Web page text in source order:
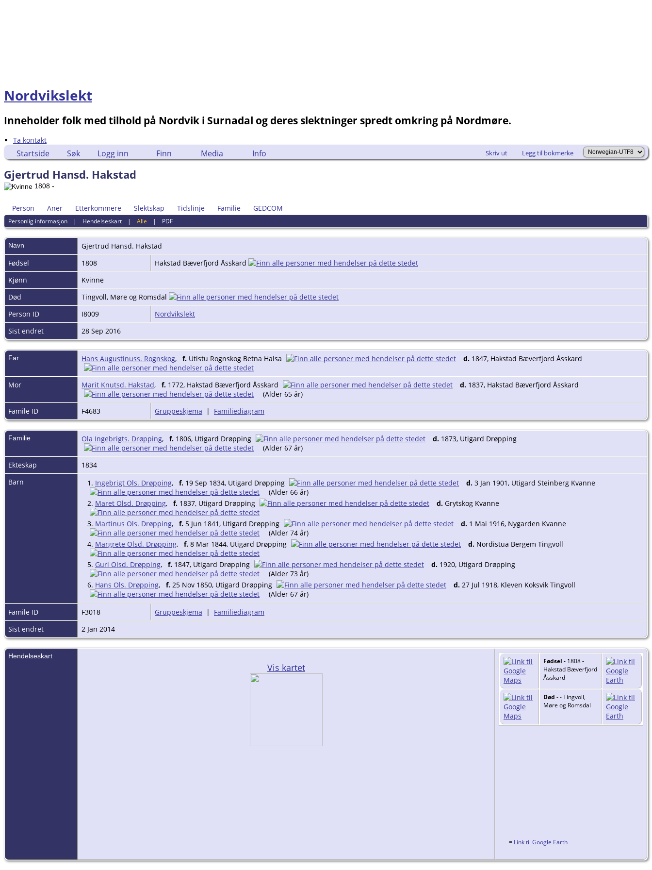
Nordvikslekt
Inneholder folk med tilhold på Nordvik i Surnadal og deres slektninger spredt omkring på Nordmøre.
Ta kontakt
Startside Søk Logg inn Finn Media Info Skriv ut Legg til bokmerke
Gjertrud Hansd. Hakstad
1808 -
Person Aner Etterkommere Slektskap Tidslinje Familie GEDCOM
Personlig informasjon | Hendelseskart |Alle | PDF
Navn Gjertrud Hansd. Hakstad
Fødsel
1808
Hakstad Bæverfjord Åsskard
Kjønn
Kvinne
Død
Tingvoll, Møre og Romsdal
Person ID
I8009
Nordvikslekt
Sist endret
28 Sep 2016
Far Hans Augustinuss. Rognskog, f. Utistu Rognskog Betna Halsa d. 1847, Hakstad Bæverfjord Åsskard
Mor Marit Knutsd. Hakstad, f. 1772, Hakstad Bæverfjord Åsskard d. 1837, Hakstad Bæverfjord Åsskard
(Alder 65 år)
Famile ID
F4683 Gruppeskjema | Familiediagram
Familie Ola Ingebrigts. Drøpping, f. 1806, Utigard Drøpping d. 1873, Utigard Drøpping
(Alder 67 år)
Ekteskap
1834
Barn
1. Ingebrigt Ols. Drøpping, f. 19 Sep 1834, Utigard Drøpping d. 3 Jan 1901, Utigard Steinberg Kvanne
(Alder 66 år)
2. Maret Olsd. Drøpping, f. 1837, Utigard Drøpping d. Grytskog Kvanne
3. Martinus Ols. Drøpping, f. 5 Jun 1841, Utigard Drøpping d. 1 Mai 1916, Nygarden Kvanne
(Alder 74 år)
4. Margrete Olsd. Drøpping, f. 8 Mar 1844, Utigard Drøpping d. Nordistua Bergem Tingvoll
5. Guri Olsd. Drøpping, f. 1847, Utigard Drøpping d. 1920, Utigard Drøpping
(Alder 73 år)
6. Hans Ols. Drøpping, f. 25 Nov 1850, Utigard Drøpping d. 27 Jul 1918, Kleven Koksvik Tingvoll
(Alder 67 år)
Famile ID
F3018 Gruppeskjema | Familiediagram
Sist endret
2 Jan 2014
Hendelseskart
Vis kartet
Fødsel - 1808 -
Hakstad Bæverfjord
Åsskard
Død - - Tingvoll,
Møre og Romsdal
= Link til Google Earth